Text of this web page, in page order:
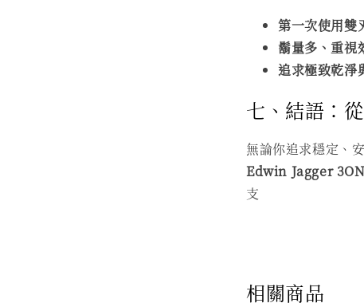
第一次使用雙
鬍量多、重視
追求極致乾淨
七、結語：
無論你追求穩定、
Edwin Jagger
支
相關商品